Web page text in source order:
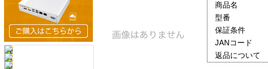
商品名
型番
保証条件
JANコード
返品について